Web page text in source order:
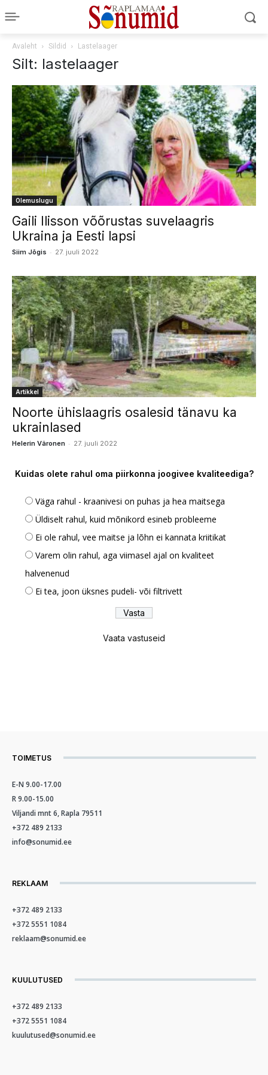
Avaleht Sildid Lastelaager
Silt: lastelaager
Olemuslugu
Gaili Ilisson võõrustas suvelaagris
Ukraina ja Eesti lapsi
Siim Jõgis - 27. juuli 2022
Artikkel
Noorte ühislaagris osalesid tänavu ka
ukrainlased
Helerin Väronen - 27. juuli 2022
Kuidas olete rahul oma piirkonna joogivee kvaliteediga?
Väga rahul - kraanivesi on puhas ja hea maitsega
Üldiselt rahul, kuid mõnikord esineb probleeme
Ei ole rahul, vee maitse ja lõhn ei kannata kriitikat
Varem olin rahul, aga viimasel ajal on kvaliteet
halvenenud
Ei tea, joon üksnes pudeli- või filtrivett
Vaata vastuseid
TOIMETUS
E-N 9.00-17.00
R 9.00-15.00
Viljandi mnt 6, Rapla 79511
+372 489 2133
info@sonumid.ee
REKLAAM
+372 489 2133
+372 5551 1084
reklaam@sonumid.ee
KUULUTUSED
+372 489 2133
+372 5551 1084
kuulutused@sonumid.ee